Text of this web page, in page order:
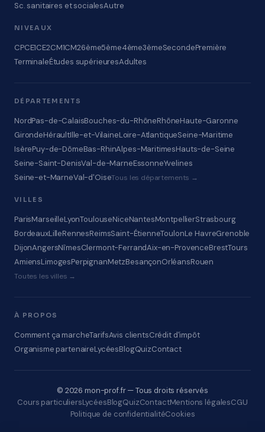
Sc. sanitaires et socialesAutre
NIVEAUX
CPCE1CE2CM1CM26ème5ème4ème3èmeSecondePremière
TerminaleÉtudes supérieuresAdultes
DÉPARTEMENTS
NordPas-de-CalaisBouches-du-RhôneRhôneHaute-Garonne
GirondeHéraultIlle-et-VilaineLoire-AtlantiqueSeine-Maritime
IsèrePuy-de-DômeBas-RhinAlpes-MaritimesHauts-de-Seine
Seine-Saint-DenisVal-de-MarneEssonneYvelines
Seine-et-MarneVal-d'OiseTous les départements →
VILLES
ParisMarseilleLyonToulouseNiceNantesMontpellierStrasbourg
BordeauxLilleRennesReimsSaint-ÉtienneToulonLe HavreGrenoble
DijonAngersNîmesClermont-FerrandAix-en-ProvenceBrestTours
AmiensLimogesPerpignanMetzBesançonOrléansRouen
Toutes les villes →
À PROPOS
Comment ça marcheTarifsAvis clientsCrédit d'impôt
Organisme partenaireLycéesBlogQuizContact
© 2026 mon-prof.fr — Tous droits réservés
Cours particuliersLycéesBlogQuizContactMentions légalesCGU
Politique de confidentialitéCookies